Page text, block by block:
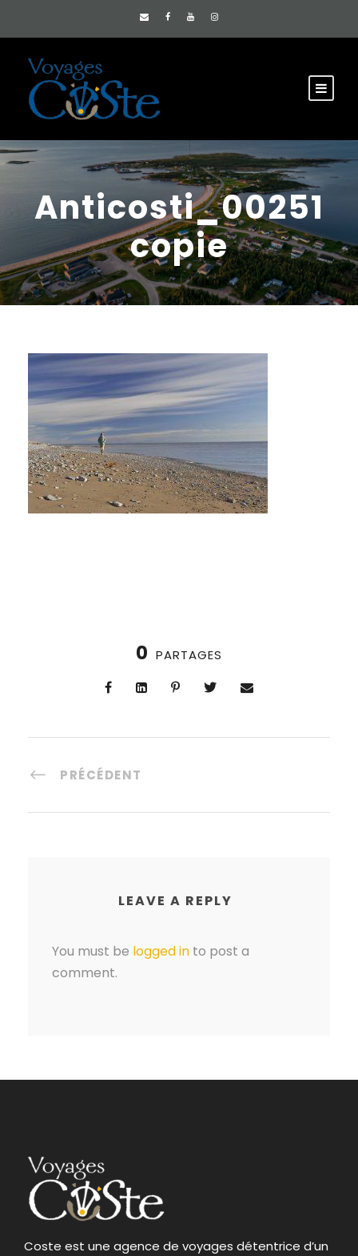
Anticosti_00251
copie
0 PARTAGES
PRÉCÉDENT
LEAVE A REPLY
You must be logged in to post a
comment.
Coste est une agence de voyages détentrice d’un